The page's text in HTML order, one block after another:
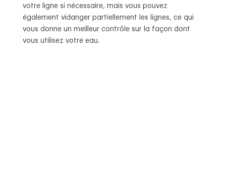
votre ligne si nécessaire, mais vous pouvez
également vidanger partiellement les lignes, ce qui
vous donne un meilleur contrôle sur la façon dont
vous utilisez votre eau.